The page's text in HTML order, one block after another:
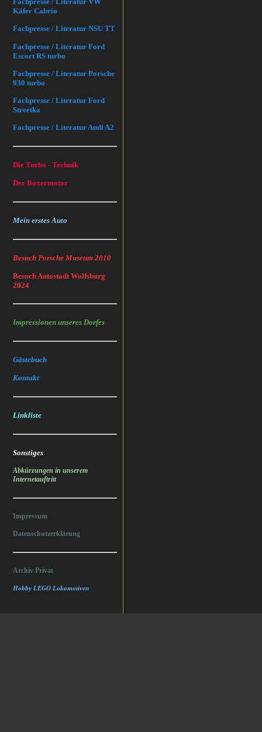
Käfer Cabrio
Fachpresse / Literatur NSU TT
Fachpresse / Literatur Ford
Escort RS turbo
Fachpresse / Literatur Porsche
930 turbo
Fachpresse / Literatur Ford
Streetka
Fachpresse / Literatur Audi A2
Die Turbo - Technik
Der Boxermotor
Mein erstes Auto
Besuch Porsche Museum 2010
Besuch Autostadt Wolfsburg
2024
Impressionen unseres Dorfes
Gästebuch
Kontakt
Linkliste
Sonstiges
Abkürzungen in unserem
Internetauftritt
Impressum
Datenschutzerklärung
Archiv Privat
Hobby LEGO Lokomotiven